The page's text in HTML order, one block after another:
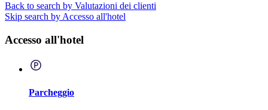
Back to search by Valutazioni dei clienti
Skip search by Accesso all'hotel
Accesso all'hotel
Parcheggio